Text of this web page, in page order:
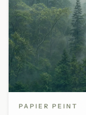
PAPIER PEINT